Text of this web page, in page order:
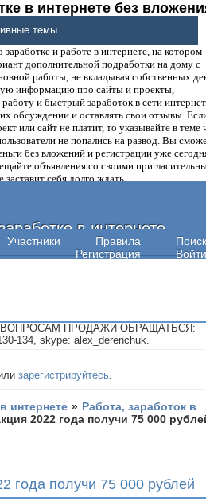
в интернете без
денег.
и работе в интернете, на котором
дополнительной подработки на дому с
работы, не вкладывая собственных
информацию про сайты и проекты,
и быстрый заработок в сети
обсуждении и оставлять свои отзывы.
или сайт не платит, то указывайте в теме
не попались на развод. Вы
без вложений и регистрации уже
объявления со своими
себя долго ждать.
в интернете
Участники Правила
Поиск
Регистрация
Войти
темы
ПРОДАЖИ ОБРАЩАТЬСЯ:
134, skype: alex_derenchuk.
зарегистрируйтесь
интернете » Работа, заработок в
2022 года получи 75 000
года получи 75 000 рублей